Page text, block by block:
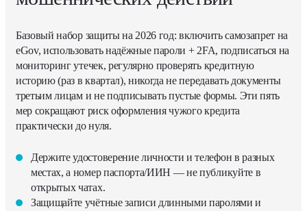
Базовый набор защиты на 2026 год: включить самозапрет на
eGov, использовать надёжные пароли + 2FA, подписаться на
мониторинг утечек, регулярно проверять кредитную
историю (раз в квартал), никогда не передавать документы
третьим лицам и не подписывать пустые формы. Эти пять
мер сокращают риск оформления чужого кредита
практически до нуля.
Держите удостоверение личности и телефон в разных
местах, а номер паспорта/ИИН — не публикуйте в
открытых чатах.
Защищайте учётные записи длинными паролями и